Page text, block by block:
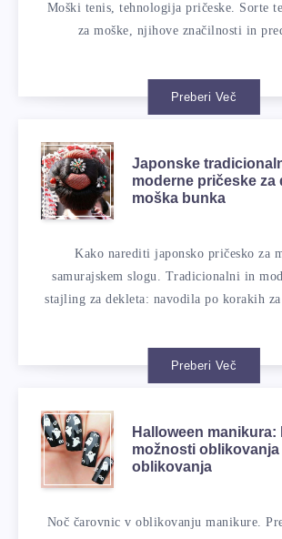
Moški tenis, tehnologija pričeske. Sorte
za moške, njihove značilnosti in
Preberi Več
Japonske
moderne pričeske za
moška bunka
Kako narediti japonsko pričesko za
samurajskem slogu. Tradicionalni in
stajling za dekleta: navodila po korakih
Preberi Več
Halloween manikura:
možnosti oblikovanja
oblikovanja
Noč čarovnic v oblikovanju manikure.